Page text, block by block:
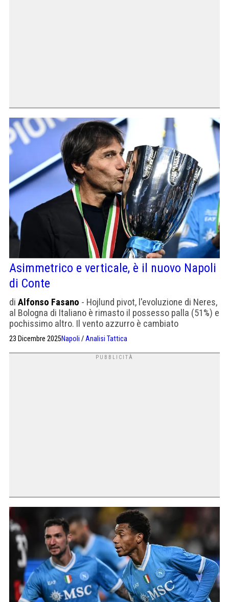
Asimmetrico e verticale, è il nuovo Napoli
di Conte
di Alfonso Fasano - Hojlund pivot, l'evoluzione di Neres,
al Bologna di Italiano è rimasto il possesso palla (51%) e
pochissimo altro. Il vento azzurro è cambiato
23 Dicembre 2025Napoli /Analisi Tattica